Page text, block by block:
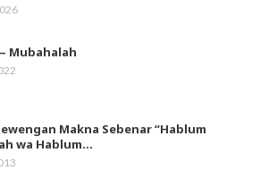
– Mubahalah
Makna Sebenar “Hablum
wa Hablum…